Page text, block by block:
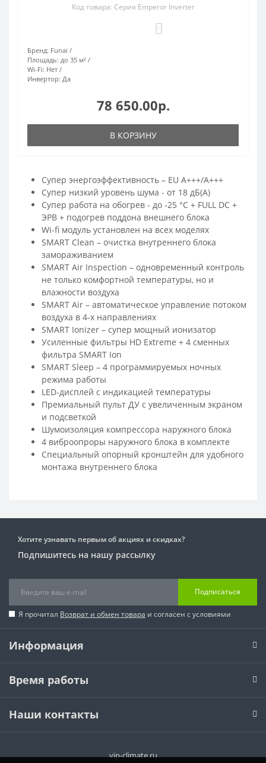
Код товара: Серия Emperor Inverter
Бренд: Funai
Площадь: до 35 м²
Wi-Fi: Нет
Инвертор: Да
78 650.00р.
В КОРЗИНУ
Супер энергоэффективность – EU А+++/А+++
Супер низкий уровень шума - от 18 дБ(А)
Супер работа на обогрев - до -25 °С + FULL DC +
ЭРВ + подогрев поддона внешнего блока
Wi-fi модуль установлен на всех моделях
SMART Clean – очистка внутреннего блока
замораживанием
SMART Air Inspection – одновременный контроль
не только комфортной температуры, но и
влажности воздуха
SMART Air – автоматическое управление потоком
воздуха в 4-х направлениях
SMART Ionizer – супер мощный ионизатор
Усиленные фильтры HD Extreme + 4 сменных
фильтра SMART Ion
SMART Sleep – 4 программируемых ночных
режима работы
LED-дисплей с индикацией температуры
Премиальный пульт ДУ с увеличенным экраном
и подсветкой
Шумоизоляция компрессора наружного блока
4 виброопроры наружного блока в комплекте
Специальный опорный кронштейн для удобного
монтажа внутреннего блока
Хотите узнавать первым об акциях и скидках?
Подпишитесь на нашу рассылку
Подписаться
Я прочитал Возврат и обмен товара и согласен с условиями
Информация
Время работы
Наши контакты
vip-climate.ru